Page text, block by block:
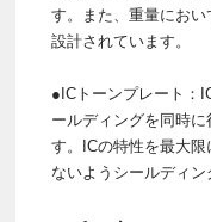
す。また、重量にお
設計されています。
●ICトーンプレート：
ールディングを同時
す。ICの特性を最大
ないようシールディン